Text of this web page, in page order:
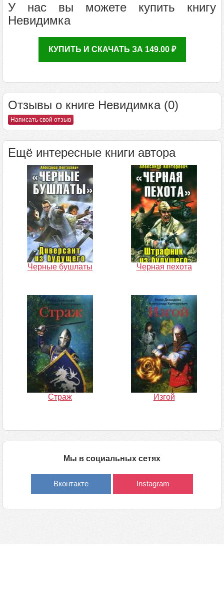
У нас вы можете купить книгу
Невидимка
КУПИТЬ И СКАЧАТЬ ЗА 149.00 ₽
Отзывы о книге Невидимка (0)
Написать свой отзыв
Ещё интересные книги автора
Черные бушлаты Черная пехота
Страж Изгой
Мы в социальных сетях
Вконтакте Instagram